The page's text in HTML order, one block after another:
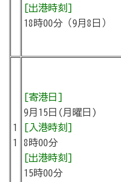
[出港時刻]
18時00分（9月8日）
1
1
[寄港日]
9月15日(月曜日)
[入港時刻]
8時00分
[出港時刻]
15時00分